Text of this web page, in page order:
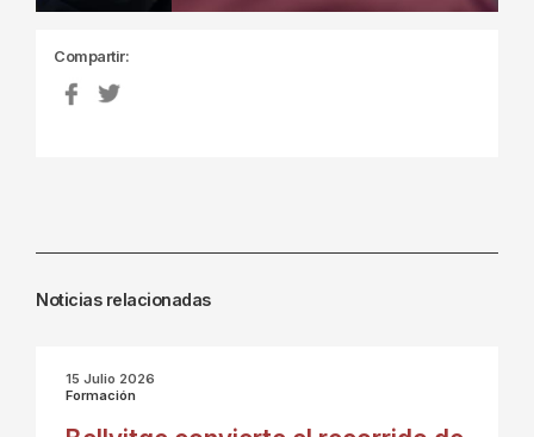
Compartir:
Noticias relacionadas
15 Julio 2026
Formación